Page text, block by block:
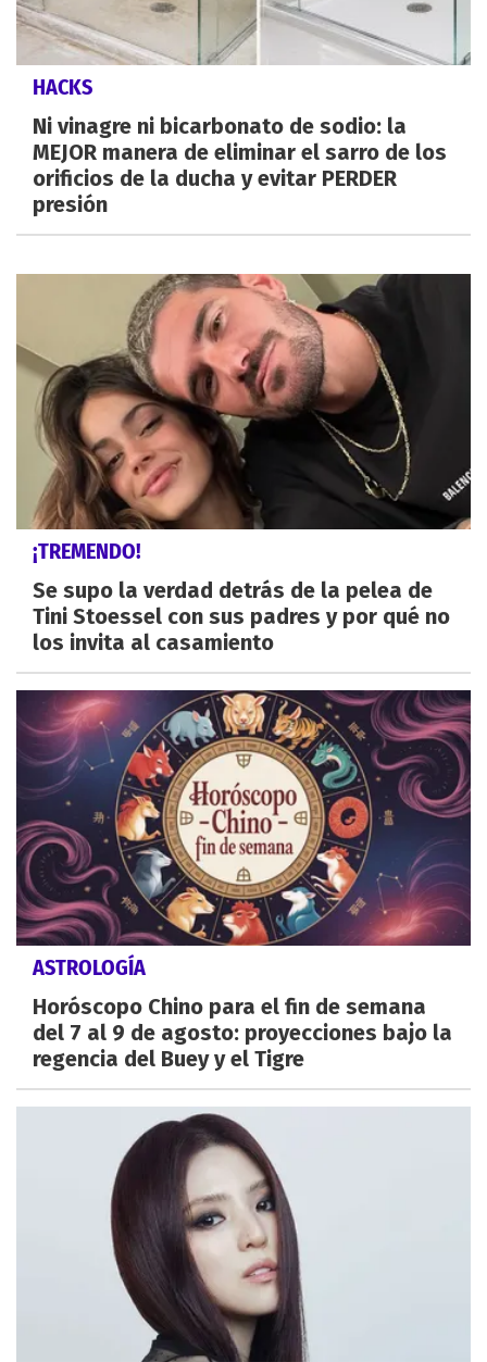
HACKS
Ni vinagre ni bicarbonato de sodio: la
MEJOR manera de eliminar el sarro de los
orificios de la ducha y evitar PERDER
presión
¡TREMENDO!
Se supo la verdad detrás de la pelea de
Tini Stoessel con sus padres y por qué no
los invita al casamiento
ASTROLOGÍA
Horóscopo Chino para el fin de semana
del 7 al 9 de agosto: proyecciones bajo la
regencia del Buey y el Tigre